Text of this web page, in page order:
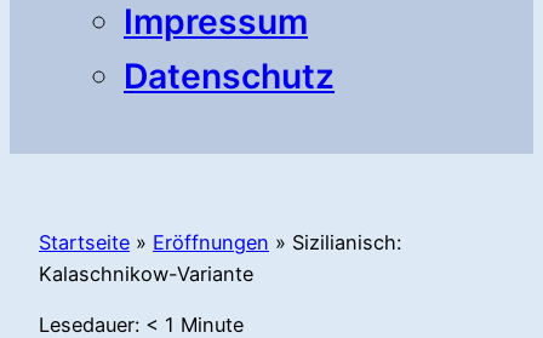
Impressum
Datenschutz
Startseite » Eröffnungen » Sizilianisch:
Kalaschnikow-Variante
Lesedauer: < 1 Minute